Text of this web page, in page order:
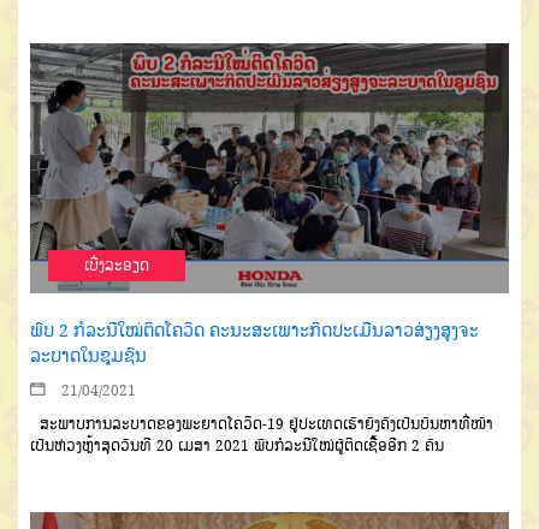
ເບີ່ງລະອຽດ
ພົບ 2 ກໍລະນີໃໝ່ຕິດໂຄວິດ ຄະນະສະເພາະກິດປະເມີນລາວສ່ຽງສູງຈະ
ລະບາດໃນຊຸມຊົນ
21/04/2021
ສະພາບການລະບາດຂອງພະຍາດໂຄວິດ-19 ຢູ່ປະເທດເຮົາຍັງຄົງເປັນບັນຫາທີ່ໜ້າ
ເປັນຫ່ວງຫຼ້າສຸດວັນທີ 20 ເມສາ 2021 ພົບກໍລະນີໃໝ່ຜູ້ຕິດເຊື້ອອີກ 2 ຄົນ